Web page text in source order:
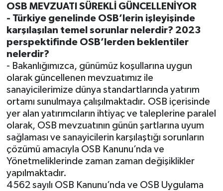
OSB MEVZUATI SÜREKLİ GÜNCELLENİYOR
- Türkiye genelinde OSB’lerin işleyişinde
karşılaşılan temel sorunlar nelerdir? 2023
perspektifinde OSB’lerden beklentiler
nelerdir?
- Bakanlığımızca, günümüz koşullarına uygun
olarak güncellenen mevzuatımız ile
sanayicilerimize dünya standartlarında yatırım
ortamı sunulmaya çalışılmaktadır. OSB içerisinde
yer alan yatırımcıların ihtiyaç ve taleplerine paralel
olarak, OSB mevzuatının günün şartlarına uyum
sağlaması ve sanayicilerin karşılaştığı sorunların
çözümü amacıyla OSB Kanunu’nda ve
Yönetmeliklerinde zaman zaman değişiklikler
yapılmaktadır.
4562 sayılı OSB Kanunu’nda ve OSB Uygulama